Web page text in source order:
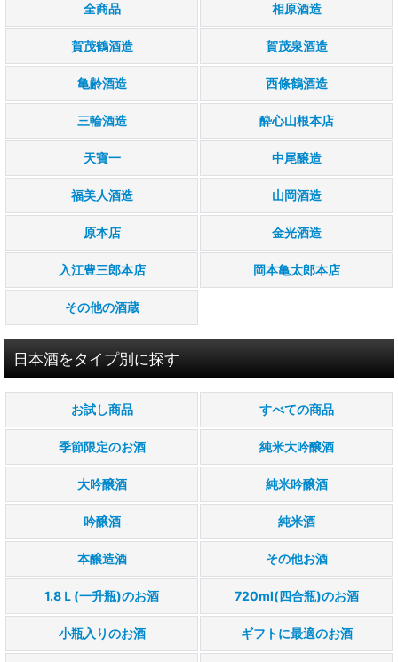
全商品 相原酒造
賀茂鶴酒造 賀茂泉酒造
亀齢酒造 西條鶴酒造
三輪酒造 酔心山根本店
天寶一 中尾醸造
福美人酒造 山岡酒造
原本店 金光酒造
入江豊三郎本店 岡本亀太郎本店
その他の酒蔵
日本酒をタイプ別に探す
お試し商品 すべての商品
季節限定のお酒 純米大吟醸酒
大吟醸酒 純米吟醸酒
吟醸酒 純米酒
本醸造酒 その他お酒
1.8Ｌ(一升瓶)のお酒 720ml(四合瓶)のお酒
小瓶入りのお酒 ギフトに最適のお酒